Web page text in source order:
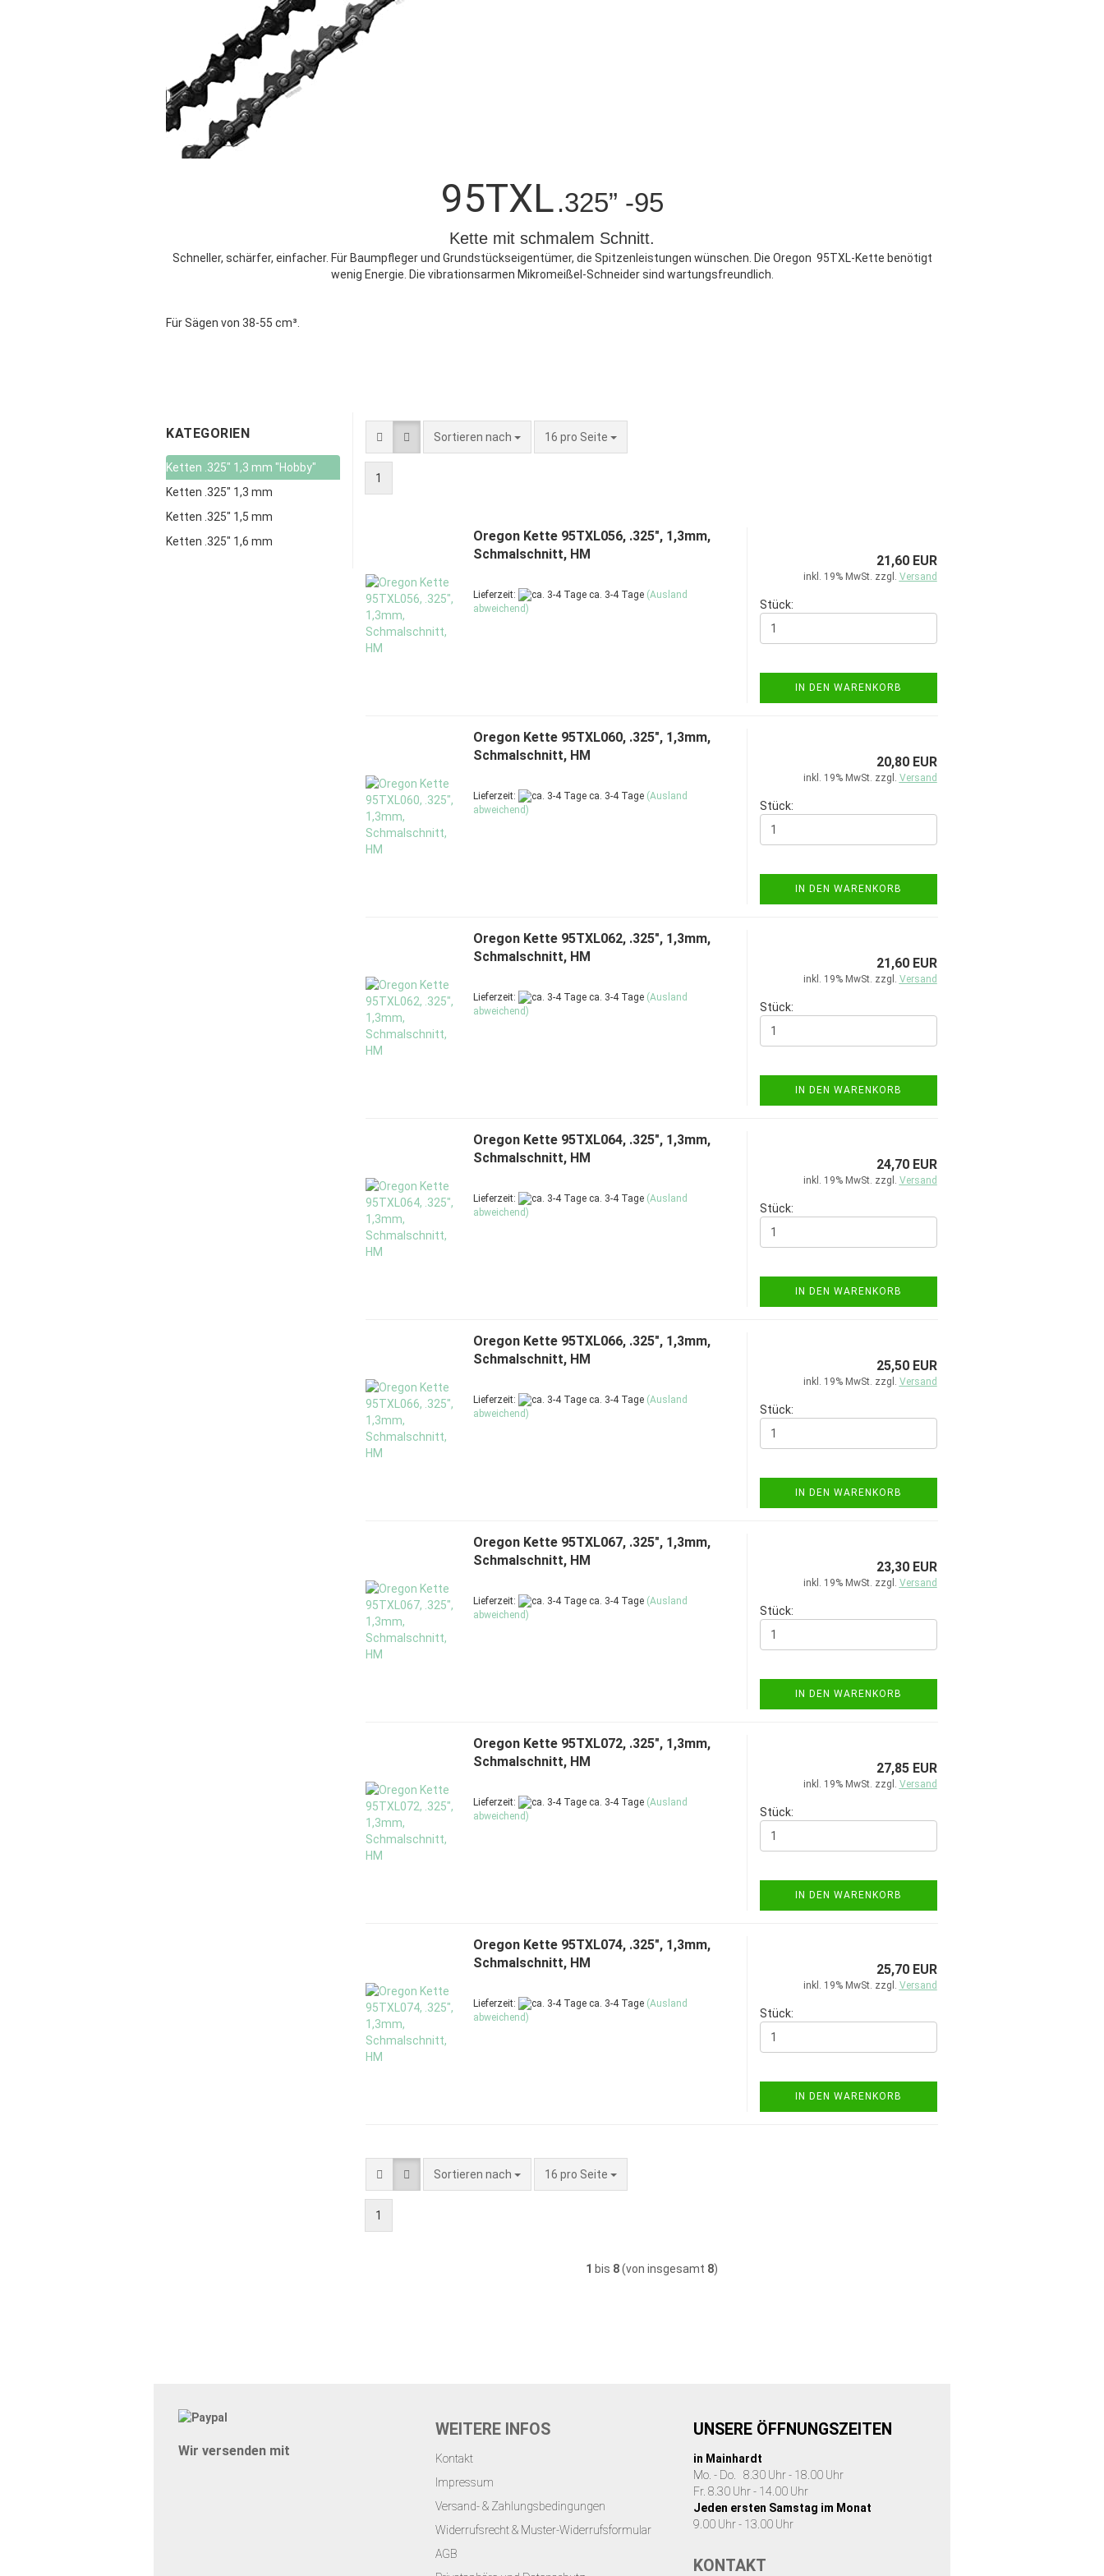
Pflanzwerkzeuge
Kulturwerkzeuge
Handsägen und Astscheren
Gartenwerkzeuge
Motorgeräte
Sonstiges
95TXL.325” -95
Kette mit schmalem Schnitt.
Schneller, schärfer, einfacher. Für Baumpfleger und Grundstückseigentümer, die Spitzenleistungen wünschen. Die Oregon 95TXL-Kette benötigt
wenig Energie. Die vibrationsarmen Mikromeißel-Schneider sind wartungsfreundlich.
Für Sägen von 38-55 cm³.
KATEGORIEN
Ketten .325" 1,3 mm "Hobby"
Ketten .325" 1,3 mm
Ketten .325" 1,5 mm
Ketten .325" 1,6 mm
Sortieren nach
Sortieren nach 16 pro Seite
pro Seite
1
Oregon Kette 95TXL056, .325", 1,3mm,
Schmalschnitt, HM
Lieferzeit: ca. 3-4 Tage (Ausland
abweichend)
21,60 EUR
inkl. 19% MwSt. zzgl. Versand
Stück:
IN DEN WARENKORB
Oregon Kette 95TXL060, .325", 1,3mm,
Schmalschnitt, HM
Lieferzeit: ca. 3-4 Tage (Ausland
abweichend)
20,80 EUR
inkl. 19% MwSt. zzgl. Versand
Stück:
IN DEN WARENKORB
Oregon Kette 95TXL062, .325", 1,3mm,
Schmalschnitt, HM
Lieferzeit: ca. 3-4 Tage (Ausland
abweichend)
21,60 EUR
inkl. 19% MwSt. zzgl. Versand
Stück:
IN DEN WARENKORB
Oregon Kette 95TXL064, .325", 1,3mm,
Schmalschnitt, HM
Lieferzeit: ca. 3-4 Tage (Ausland
abweichend)
24,70 EUR
inkl. 19% MwSt. zzgl. Versand
Stück:
IN DEN WARENKORB
Oregon Kette 95TXL066, .325", 1,3mm,
Schmalschnitt, HM
Lieferzeit: ca. 3-4 Tage (Ausland
abweichend)
25,50 EUR
inkl. 19% MwSt. zzgl. Versand
Stück:
IN DEN WARENKORB
Oregon Kette 95TXL067, .325", 1,3mm,
Schmalschnitt, HM
Lieferzeit: ca. 3-4 Tage (Ausland
abweichend)
23,30 EUR
inkl. 19% MwSt. zzgl. Versand
Stück:
IN DEN WARENKORB
Oregon Kette 95TXL072, .325", 1,3mm,
Schmalschnitt, HM
Lieferzeit: ca. 3-4 Tage (Ausland
abweichend)
27,85 EUR
inkl. 19% MwSt. zzgl. Versand
Stück:
IN DEN WARENKORB
Oregon Kette 95TXL074, .325", 1,3mm,
Schmalschnitt, HM
Lieferzeit: ca. 3-4 Tage (Ausland
abweichend)
25,70 EUR
inkl. 19% MwSt. zzgl. Versand
Stück:
IN DEN WARENKORB
Sortieren nach
Sortieren nach 16 pro Seite
pro Seite
1
1 bis 8(von insgesamt 8)
Wir versenden mit
WEITERE INFOS
Kontakt
Impressum
Versand- & Zahlungsbedingungen
Widerrufsrecht & Muster-Widerrufsformular
AGB
UNSERE ÖFFNUNGSZEITEN
in Mainhardt
Mo. - Do. 8.30 Uhr - 18.00 Uhr
Fr. 8.30 Uhr - 14.00 Uhr
Jeden ersten Samstag im Monat
9.00 Uhr - 13.00 Uhr
KONTAKT